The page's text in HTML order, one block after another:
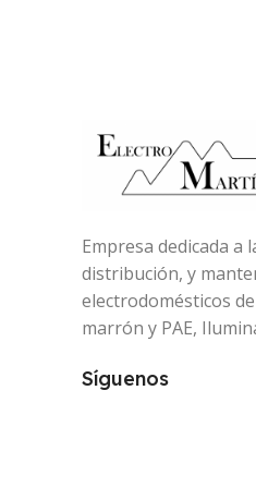
Empresa dedicada a
distribución, y
electrodomésticos
marrón y PAE,
Síguenos